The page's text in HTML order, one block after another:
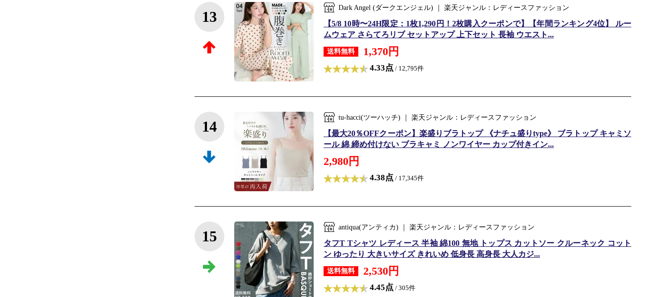
13
Dark Angel (ダークエンジェル) ｜ 楽天ジャンル：レディースファッション
【5/8 10時〜24H限定：1枚1,290円！2枚購入クーポンで】【年間ランキング4位】 ルー
ムウェア さらてろリブ セットアップ 上下セット 長袖 ウエスト...
送料無料 1,370円
4.33点 / 12,795件
14
tu-hacci(ツーハッチ) ｜ 楽天ジャンル：レディースファッション
【最大20％OFFクーポン】楽盛りブラトップ 《ナチュ盛りtype》 ブラトップ キャミソ
ール 綿 締め付けない ブラキャミ ノンワイヤー カップ付きイン...
2,980円
4.38点 / 17,345件
15
antiqua(アンティカ) ｜ 楽天ジャンル：レディースファッション
タフT Tシャツ レディース 半袖 綿100 無地 トップス カットソー クルーネック コット
ン ゆったり 大きいサイズ きれいめ 低身長 高身長 大人カジ...
送料無料 2,530円
4.45点 / 305件